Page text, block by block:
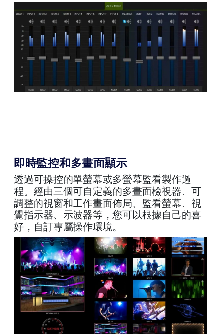
即時監控和多畫面顯示
透過可操控的單螢幕或多螢幕監看製作過
程。經由三個可自定義的多畫面檢視器、可
調整的視窗和工作畫面佈局、監看螢幕、視
覺指示器、示波器等，您可以根據自己的喜
好，自訂專屬操作環境。